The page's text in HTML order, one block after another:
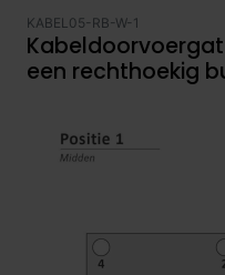
KABEL05-RB-W-1
een rechthoekig